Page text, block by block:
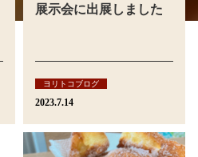
展示会に出展しました
ヨリトコブログ
2023.7.14